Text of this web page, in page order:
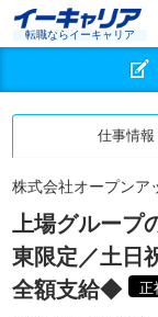
転職ならイーキャリア
仕事情報
株式会社オープンア
上場グループ
東限定／土日
全額支給◆
正